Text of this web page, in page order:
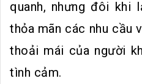
quanh, nhưng đôi khi
thỏa mãn các nhu cầu
thoải mái của người
tình cảm.